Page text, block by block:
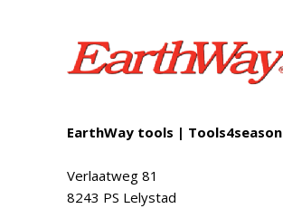
EarthWay tools | Tools4season
Verlaatweg 81
8243 PS Lelystad